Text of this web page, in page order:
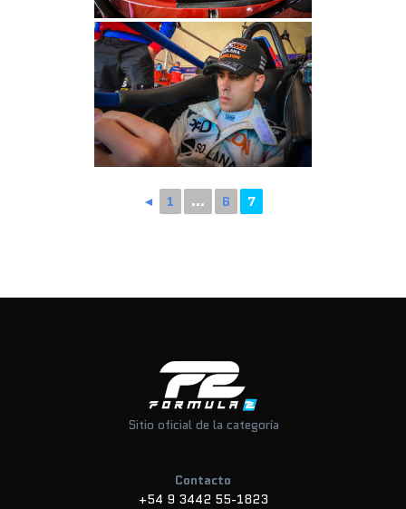
◄ 1 ... 6 7
Sitio oficial de la categoría
Contacto
+54 9 3442 55-1823